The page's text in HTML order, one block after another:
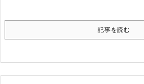
記事を読む